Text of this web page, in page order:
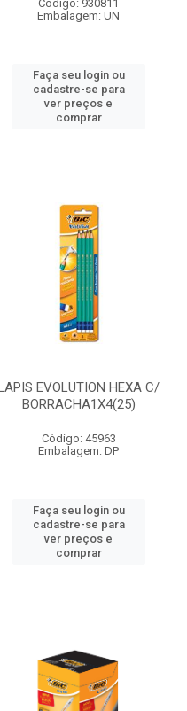
Código: 930811
Embalagem: UN
Faça seu login ou
cadastre-se para
ver preços e
comprar
EVOLUTION HEXA C/
BORRACHA1X4(25)
Código: 45963
Embalagem: DP
Faça seu login ou
cadastre-se para
ver preços e
comprar